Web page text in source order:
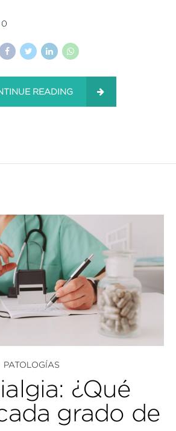
0
READING
PATOLOGÍAS
¿Qué
grado de